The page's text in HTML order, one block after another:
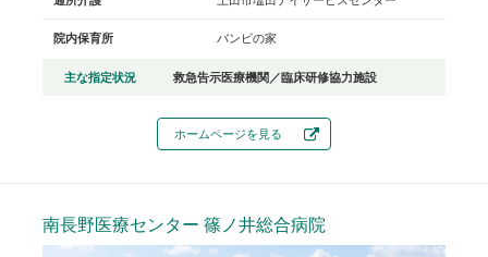
院内保育所 バンビの家
主な指定状況 救急告示医療機関／臨床研修協力施設
ホームページを見る
南長野医療センター 篠ノ井総合病院